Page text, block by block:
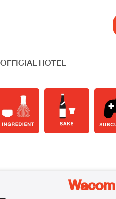
OFFICIAL HOTEL
Wacom